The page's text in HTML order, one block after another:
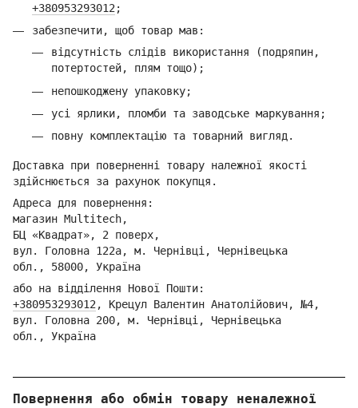
+380953293012 ;
забезпечити, щоб товар мав:
відсутність слідів використання (подряпин,
потертостей, плям тощо);
непошкоджену упаковку;
усі ярлики, пломби та заводське маркування;
повну комплектацію та товарний вигляд.
Доставка при поверненні товару належної якості
здійснюється за рахунок покупця.
Адреса для повернення:
магазин Multitech,
БЦ «Квадрат», 2 поверх,
вул. Головна 122а, м. Чернівці, Чернівецька
обл., 58000, Україна
або на відділення Нової Пошти:
+380953293012 , Крецул Валентин Анатолійович, №4,
вул. Головна 200, м. Чернівці, Чернівецька
обл., Україна
Повернення або обмін товару неналежної